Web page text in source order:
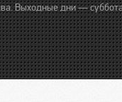
Выходные дни —